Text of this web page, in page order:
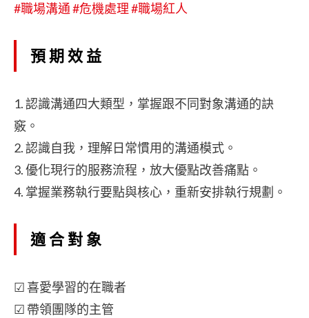
#職場溝通#危機處理#職場紅人
預期效益
1. 認識溝通四大類型，掌握跟不同對象溝通的訣
竅。
2. 認識自我，理解日常慣用的溝通模式。
3. 優化現行的服務流程，放大優點改善痛點。
4. 掌握業務執行要點與核心，重新安排執行規劃。
適合對象
☑ 喜愛學習的在職者
☑ 帶領團隊的主管